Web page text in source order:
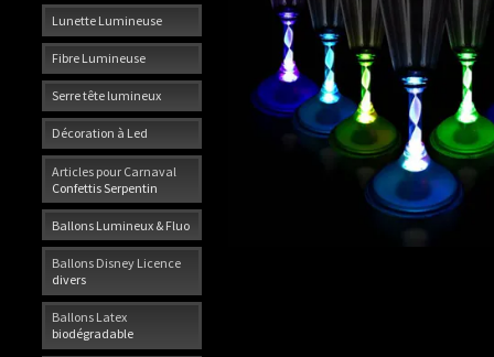
Lunette Lumineuse
Fibre Lumineuse
Serre tête lumineux
Décoration à Led
Articles pour Carnaval
Confettis Serpentin
Ballons Lumineux & Fluo
Ballons Disney Licence
divers
Ballons Latex
biodégradable